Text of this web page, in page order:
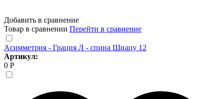
Добавить в сравнение
Товар в сравнении Перейти в сравнение
Асимметрия - Грация Л - спина Шиацу 12
Артикул:
0 Р